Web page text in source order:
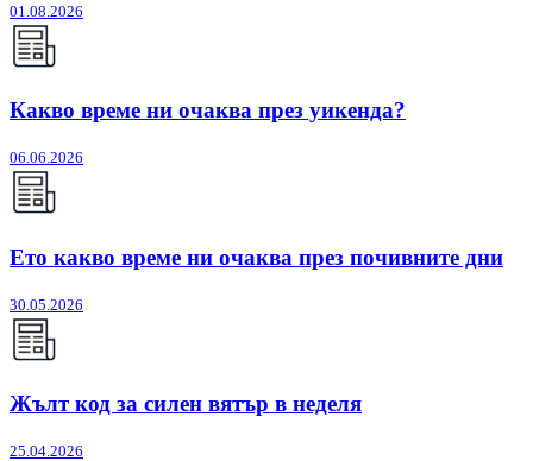
01.08.2026
Какво време ни очаква през уикенда?
06.06.2026
Ето какво време ни очаква през почивните дни
30.05.2026
Жълт код за силен вятър в неделя
25.04.2026